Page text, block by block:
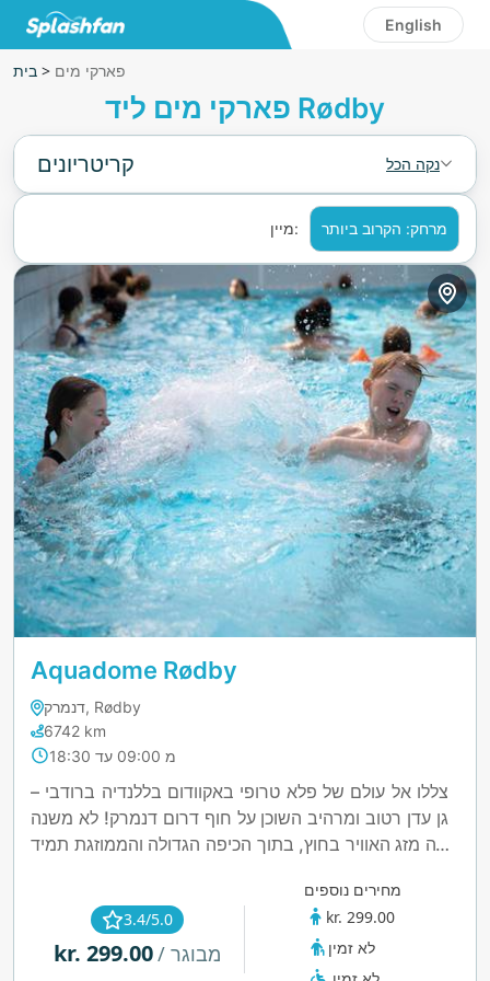
English
בית > פארקי מים
פארקי מים ליד Rødby
קריטריונים נקה הכל
מיין: מרחק: הקרוב ביותר
Aquadome Rødby
דנמרק, Rødby
6742 km
מ 09:00 עד 18:30
צללו אל עולם של פלא טרופי באקוודום בללנדיה ברודבי –
גן עדן רטוב ומרהיב השוכן על חוף דרום דנמרק! לא משנה
מה מזג האוויר בחוץ, בתוך הכיפה הגדולה והממוזגת תמיד
לזנק במגלשות מים פראיות, להתפתל במנהרות ולאתגר
את הגלים בבריכת הגלים הענקית שמביאה את החוף
פנימה. מעדיפים להירגע? שטו בנחת לאורך הנהר הטרופי
3.4/5.0
kr. 299.00 / מבוגר
מחירים נוספים
kr. 299.00
לא זמין